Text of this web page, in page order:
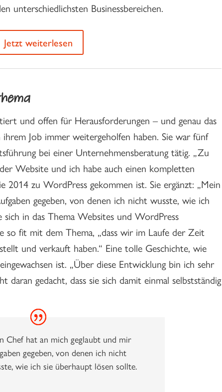
unterschiedlichsten Businessbereichen.
Jetzt weiterlesen
und offen für Herausforderungen – und genau das
Job immer weitergeholfen haben. Sie war fünf
bei einer Unternehmensberatung tätig. „Zu
Website und ich habe auch einen kompletten
2014 zu WordPress gekommen ist. Sie ergänzt: „Mein
gegeben, von denen ich nicht wusste, wie ich
in das Thema Websites und WordPress
so fit mit dem Thema, „dass wir im Laufe der Zeit
und verkauft haben.“ Eine tolle Geschichte, wie
ist. „Über diese Entwicklung bin ich sehr
daran gedacht, dass sie sich damit einmal selbstständig
Chef hat an mich geglaubt und mir
gegeben, von denen ich nicht
wie ich sie überhaupt lösen sollte.